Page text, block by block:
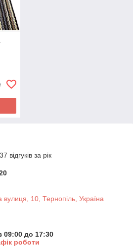
відгуків за рік
вулиця, 10, Тернопіль, Україна
09:00 до 17:30
роботи